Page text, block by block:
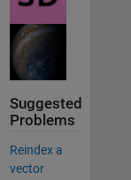
Suggested
Problems
Reindex a
vector